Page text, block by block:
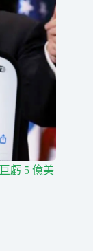
虧 5 億美